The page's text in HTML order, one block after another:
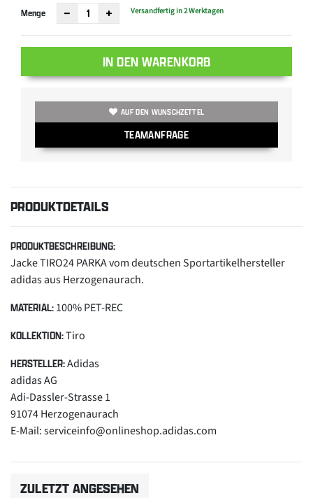
Menge Versandfertig in 2 Werktagen
IN DEN WARENKORB
AUF DEN WUNSCHZETTEL
TEAMANFRAGE
PRODUKTDETAILS
PRODUKTBESCHREIBUNG:
Jacke TIRO24 PARKA vom deutschen Sportartikelhersteller
adidas aus Herzogenaurach.
MATERIAL: 100% PET-REC
KOLLEKTION:Tiro
HERSTELLER:Adidas
adidas AG
Adi-Dassler-Strasse 1
91074 Herzogenaurach
E-Mail: serviceinfo@onlineshop.adidas.com
ZULETZT ANGESEHEN